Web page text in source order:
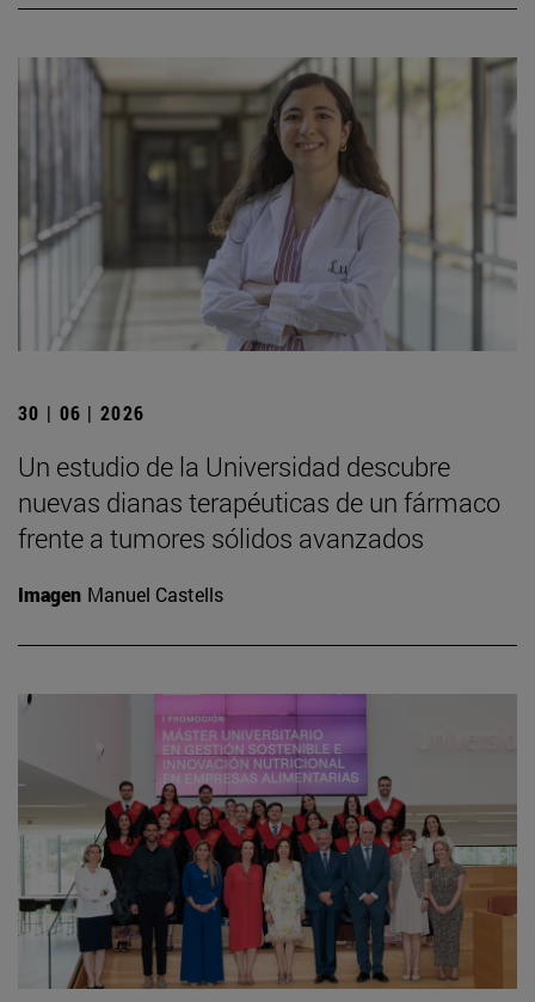
30 | 06 | 2026
Un estudio de la Universidad descubre
nuevas dianas terapéuticas de un fármaco
frente a tumores sólidos avanzados
Imagen Manuel Castells